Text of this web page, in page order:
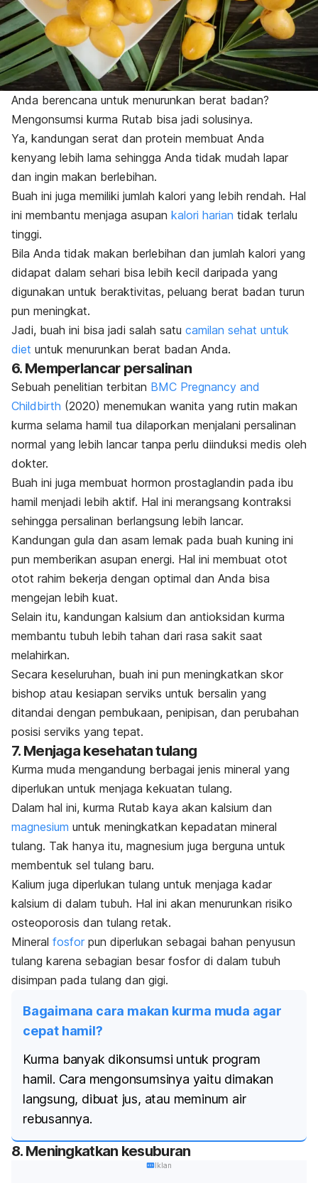
Anda berencana untuk menurunkan berat badan?
Mengonsumsi kurma Rutab bisa jadi solusinya.
Ya, kandungan serat dan protein membuat Anda
kenyang lebih lama sehingga Anda tidak mudah lapar
dan ingin makan berlebihan.
Buah ini juga memiliki jumlah kalori yang lebih rendah. Hal
ini membantu menjaga asupan kalori harian tidak terlalu
tinggi.
Bila Anda tidak makan berlebihan dan jumlah kalori yang
didapat dalam sehari bisa lebih kecil daripada yang
digunakan untuk beraktivitas, peluang berat badan turun
pun meningkat.
Jadi, buah ini bisa jadi salah satu camilan sehat untuk
diet untuk menurunkan berat badan Anda.
6. Memperlancar persalinan
Sebuah penelitian terbitan BMC Pregnancy and
Childbirth (2020) menemukan wanita yang rutin makan
kurma selama hamil tua dilaporkan menjalani persalinan
normal yang lebih lancar tanpa perlu diinduksi medis oleh
dokter.
Buah ini juga membuat hormon prostaglandin pada ibu
hamil menjadi lebih aktif. Hal ini merangsang kontraksi
sehingga persalinan berlangsung lebih lancar.
Kandungan gula dan asam lemak pada buah kuning ini
pun memberikan asupan energi. Hal ini membuat otot
otot rahim bekerja dengan optimal dan Anda bisa
mengejan lebih kuat.
Selain itu, kandungan kalsium dan antioksidan kurma
membantu tubuh lebih tahan dari rasa sakit saat
melahirkan.
Secara keseluruhan, buah ini pun meningkatkan skor
bishop atau kesiapan serviks untuk bersalin yang
ditandai dengan pembukaan, penipisan, dan perubahan
posisi serviks yang tepat.
7. Menjaga kesehatan tulang
Kurma muda mengandung berbagai jenis mineral yang
diperlukan untuk menjaga kekuatan tulang.
Dalam hal ini, kurma Rutab kaya akan kalsium dan
magnesium untuk meningkatkan kepadatan mineral
tulang. Tak hanya itu, magnesium juga berguna untuk
membentuk sel tulang baru.
Kalium juga diperlukan tulang untuk menjaga kadar
kalsium di dalam tubuh. Hal ini akan menurunkan risiko
osteoporosis dan tulang retak.
Mineral fosfor pun diperlukan sebagai bahan penyusun
tulang karena sebagian besar fosfor di dalam tubuh
disimpan pada tulang dan gigi.
Bagaimana cara makan kurma muda agar
cepat hamil?
Kurma banyak dikonsumsi untuk program
hamil. Cara mengonsumsinya yaitu dimakan
langsung, dibuat jus, atau meminum air
rebusannya.
8. Meningkatkan kesuburan
Iklan